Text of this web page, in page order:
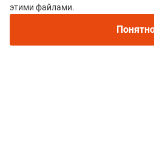
следующем старте. Других
быстрее 7мин/км, в лесу
этими файлами.